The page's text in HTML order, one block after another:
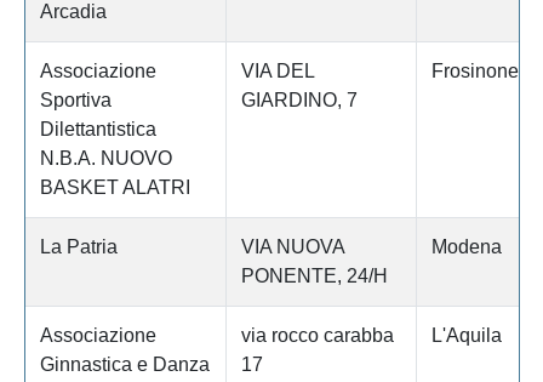
Arcadia
Associazione
Sportiva
Dilettantistica
N.B.A. NUOVO
BASKET ALATRI
VIA DEL
GIARDINO, 7
Frosinone
La Patria
VIA NUOVA
PONENTE, 24/H
Modena
Associazione
Ginnastica e Danza
via rocco carabba
17
L'Aquila